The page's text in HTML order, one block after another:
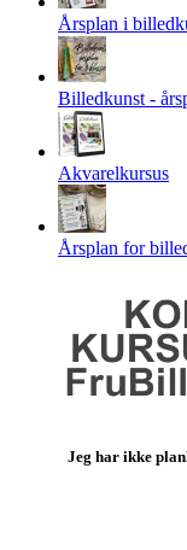
Årsplan i
Billedkunst -
Akvarelkursus
Årsplan for
Jeg har ikke